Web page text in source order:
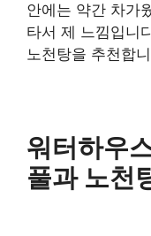
안에는 약간 차가
타서 제 느낌입니
노천탕을 추천합
워터하우
풀과 노천